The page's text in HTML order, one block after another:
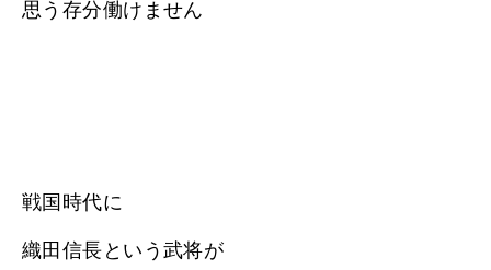
思う存分働けません
戦国時代に
織田信長という武将が